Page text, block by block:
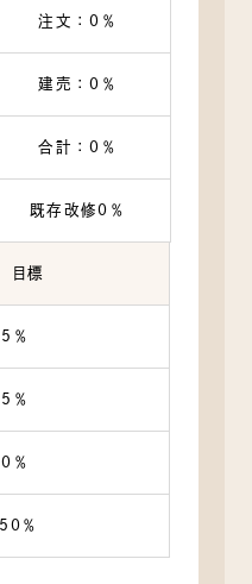
注文：0％
建売：0％
合計：0％
既存改修0％
目標
％
％
％
％